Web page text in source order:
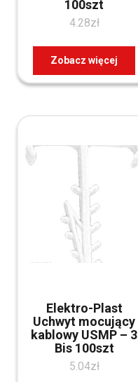
100szt
4.28zł
Zobacz więcej
Elektro-Plast
Uchwyt mocujący
kablowy USMP – 3
Bis 100szt
5.04zł